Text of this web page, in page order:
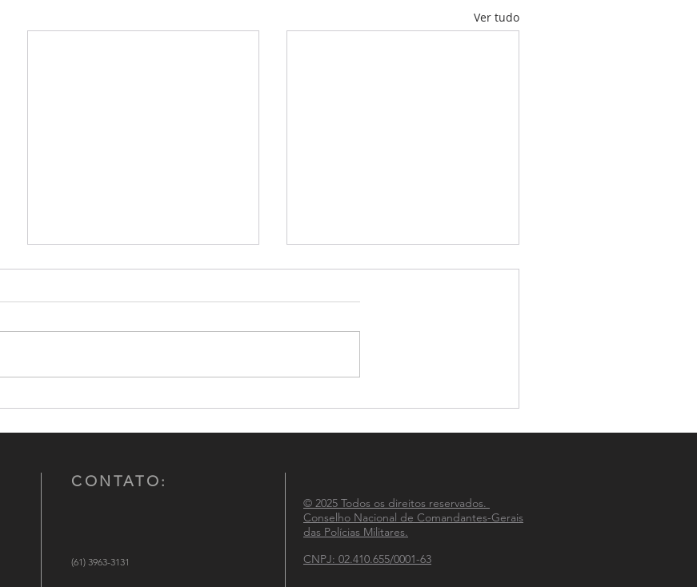
Ver tudo
Conselho Nacional de
Ministério da Justiça e
CNCG-PM celebra 33 anos de
CONTATO:
(61) 3963-3131
© 2025 Todos os direitos reservados.
Conselho Nacional de Comandantes-Gerais
das Polícias Militares.
CNPJ: 02.410.655/0001-63